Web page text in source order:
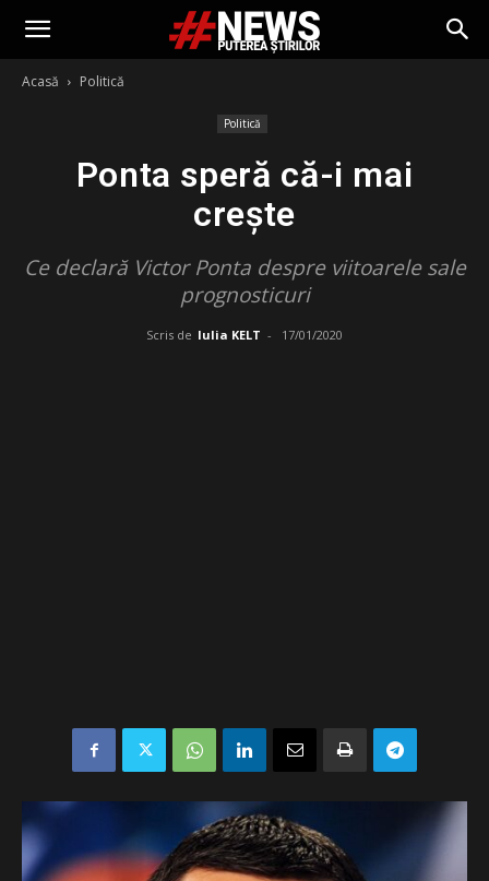
Acasă Politică
Politică
Ponta speră că-i mai
crește
Ce declară Victor Ponta despre viitoarele sale
prognosticuri
Scris de Iulia KELT - 17/01/2020